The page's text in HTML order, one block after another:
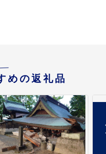
めの返礼品